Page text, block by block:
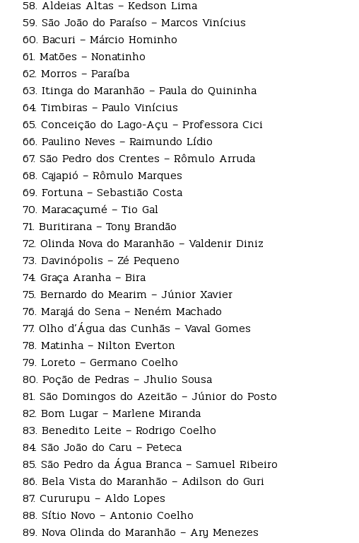
58. Aldeias Altas – Kedson Lima
59. São João do Paraíso – Marcos Vinícius
60. Bacuri – Márcio Hominho
61. Matões – Nonatinho
62. Morros – Paraíba
63. Itinga do Maranhão – Paula do Quininha
64. Timbiras – Paulo Vinícius
65. Conceição do Lago-Açu – Professora Cici
66. Paulino Neves – Raimundo Lídio
67. São Pedro dos Crentes – Rômulo Arruda
68. Cajapió – Rômulo Marques
69. Fortuna – Sebastião Costa
70. Maracaçumé – Tio Gal
71. Buritirana – Tony Brandão
72. Olinda Nova do Maranhão – Valdenir Diniz
73. Davinópolis – Zé Pequeno
74. Graça Aranha – Bira
75. Bernardo do Mearim – Júnior Xavier
76. Marajá do Sena – Neném Machado
77. Olho d’Água das Cunhãs – Vaval Gomes
78. Matinha – Nilton Everton
79. Loreto – Germano Coelho
80. Poção de Pedras – Jhulio Sousa
81. São Domingos do Azeitão – Júnior do Posto
82. Bom Lugar – Marlene Miranda
83. Benedito Leite – Rodrigo Coelho
84. São João do Caru – Peteca
85. São Pedro da Água Branca – Samuel Ribeiro
86. Bela Vista do Maranhão – Adilson do Guri
87. Cururupu – Aldo Lopes
88. Sítio Novo – Antonio Coelho
89. Nova Olinda do Maranhão – Ary Menezes